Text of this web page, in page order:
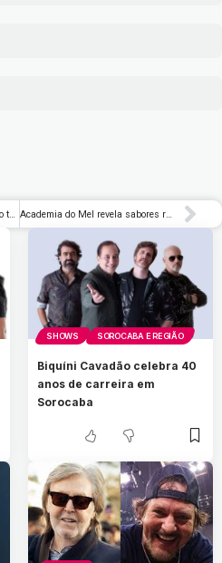
Liderança negra e identidade são temas de encontro gratuito no próximo sábado (28) Academia do Mel revela sabores raros de abelhas nativas | Delícia de Conta
SHOWS SOROCABA E REGIÃO
Biquíni Cavadão celebra 40
anos de carreira em
Sorocaba